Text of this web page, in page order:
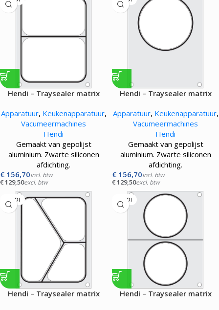
Hendi – Traysealer matrix
Apparatuur, Keukenapparatuur,
Vacumeermachines
Hendi
Gemaakt van gepolijst
aluminium. Zwarte siliconen
afdichting.
€ 156,70incl. btw
€129,50excl. btw
Hendi – Traysealer matrix
Apparatuur, Keukenapparatuur,
Vacumeermachines
Hendi
Gemaakt van gepolijst
aluminium. Zwarte siliconen
afdichting.
€ 156,70incl. btw
€129,50excl. btw
HENDI
Hendi – Traysealer matrix
HENDI
Hendi – Traysealer matrix